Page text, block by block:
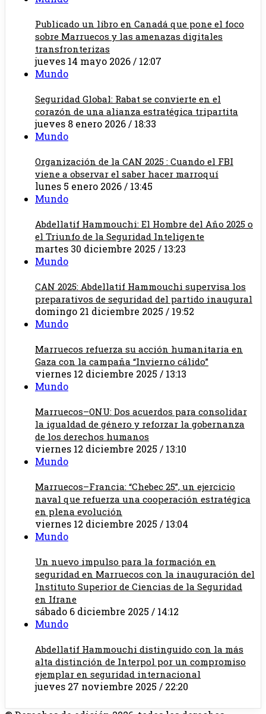
Publicado un libro en Canadá que pone el foco
sobre Marruecos y las amenazas digitales
transfronterizas
jueves 14 mayo 2026 / 12:07
Mundo
Seguridad Global: Rabat se convierte en el
corazón de una alianza estratégica tripartita
jueves 8 enero 2026 / 18:33
Mundo
Organización de la CAN 2025 : Cuando el FBI
viene a observar el saber hacer marroquí
lunes 5 enero 2026 / 13:45
Mundo
Abdellatif Hammouchi: El Hombre del Año 2025 o
el Triunfo de la Seguridad Inteligente
martes 30 diciembre 2025 / 13:23
Mundo
CAN 2025: Abdellatif Hammouchi supervisa los
preparativos de seguridad del partido inaugural
domingo 21 diciembre 2025 / 19:52
Mundo
Marruecos refuerza su acción humanitaria en
Gaza con la campaña “Invierno cálido”
viernes 12 diciembre 2025 / 13:13
Mundo
Marruecos–ONU: Dos acuerdos para consolidar
la igualdad de género y reforzar la gobernanza
de los derechos humanos
viernes 12 diciembre 2025 / 13:10
Mundo
Marruecos–Francia: “Chebec 25”, un ejercicio
naval que refuerza una cooperación estratégica
en plena evolución
viernes 12 diciembre 2025 / 13:04
Mundo
Un nuevo impulso para la formación en
seguridad en Marruecos con la inauguración del
Instituto Superior de Ciencias de la Seguridad
en Ifrane
sábado 6 diciembre 2025 / 14:12
Mundo
Abdellatif Hammouchi distinguido con la más
alta distinción de Interpol por un compromiso
ejemplar en seguridad internacional
jueves 27 noviembre 2025 / 22:20